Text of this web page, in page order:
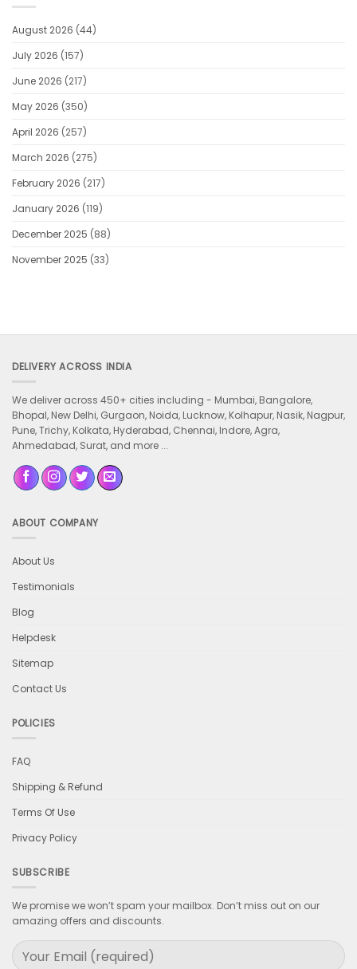
for
players
options
August 2026 (44)
July 2026 (157)
June 2026 (217)
May 2026 (350)
April 2026 (257)
March 2026 (275)
February 2026 (217)
January 2026 (119)
December 2025 (88)
November 2025 (33)
DELIVERY ACROSS INDIA
We deliver across 450+ cities including - Mumbai, Bangalore,
Bhopal, New Delhi, Gurgaon, Noida, Lucknow, Kolhapur, Nasik, Nagpur,
Pune, Trichy, Kolkata, Hyderabad, Chennai, Indore, Agra,
Ahmedabad, Surat, and more ...
ABOUT COMPANY
About Us
Testimonials
Blog
Helpdesk
Sitemap
Contact Us
POLICIES
FAQ
Shipping & Refund
Terms Of Use
Privacy Policy
SUBSCRIBE
We promise we won’t spam your mailbox. Don’t miss out on our
amazing offers and discounts.